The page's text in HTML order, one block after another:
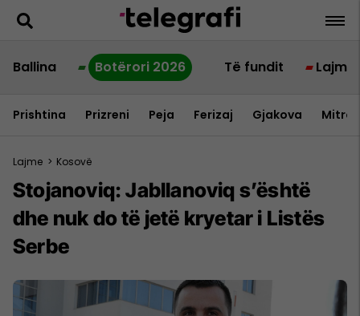
Ballina Botërori 2026 Të fundit Lajme
Prishtina Prizreni Peja Ferizaj Gjakova
Lajme > Kosovë
Stojanoviq: Jabllanoviq s’është
dhe nuk do të jetë kryetar i Listës
Serbe